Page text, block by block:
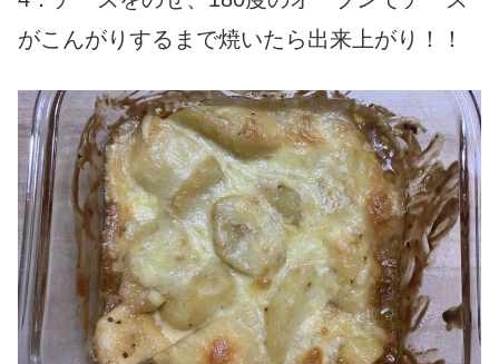
がこんがりするまで焼いたら出来上がり！！